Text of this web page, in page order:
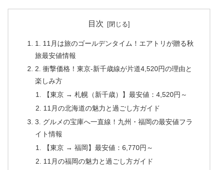
目次
1. 11月は旅のゴールデンタイム！エアトリが贈る秋
旅最安値情報
2. 衝撃価格！東京-新千歳線が片道4,520円の理由と
楽しみ方
【東京 → 札幌（新千歳）】最安値：4,520円～
11月の北海道の魅力と過ごし方ガイド
3. グルメの宝庫へ一直線！九州・福岡の最安値フラ
イト情報
【東京 → 福岡】最安値：6,770円～
11月の福岡の魅力と過ごし方ガイド